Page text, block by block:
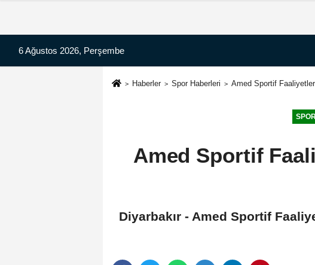
6 Ağustos 2026, Perşembe
Haberler Spor Haberleri Amed Sportif
Amed Sportif
Diyarbakır - Amed Sportif